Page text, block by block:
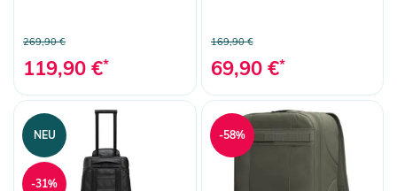
269,90 €
119,90 €*
169,90 €
69,90 €*
NEU
-31%
-58%